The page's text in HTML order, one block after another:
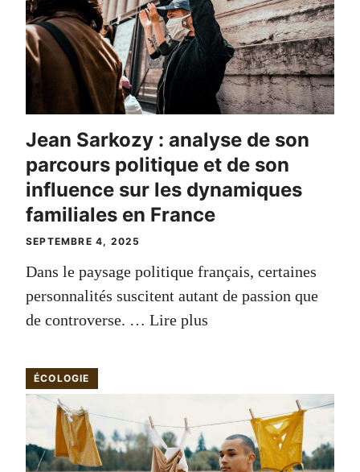
Jean Sarkozy : analyse de son
parcours politique et de son
influence sur les dynamiques
familiales en France
SEPTEMBRE 4, 2025
Dans le paysage politique français, certaines
personnalités suscitent autant de passion que
de controverse. … Lire plus
ÉCOLOGIE